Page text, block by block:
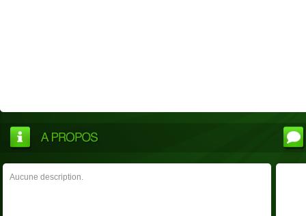
Aucune description.